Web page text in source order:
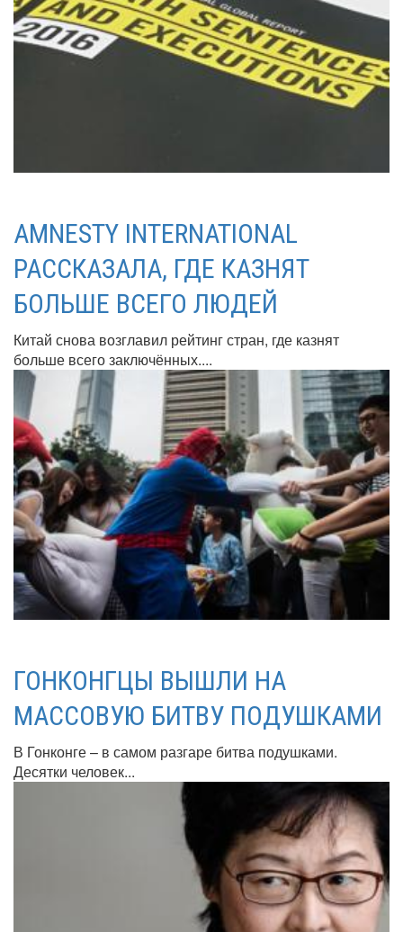
AMNESTY INTERNATIONAL
РАССКАЗАЛА, ГДЕ КАЗНЯТ
БОЛЬШЕ ВСЕГО ЛЮДЕЙ
Китай снова возглавил рейтинг стран, где казнят
больше всего заключённых....
ГОНКОНГЦЫ ВЫШЛИ НА
МАССОВУЮ БИТВУ ПОДУШКАМИ
В Гонконге – в самом разгаре битва подушками.
Десятки человек...